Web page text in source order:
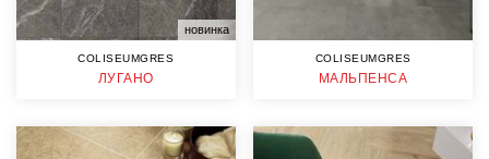
новинка
COLISEUMGRES
ЛУГАНО
COLISEUMGRES
МАЛЬПЕНСА